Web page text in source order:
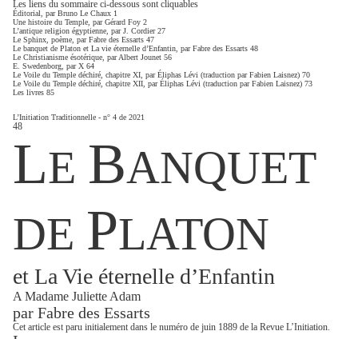
Les liens du sommaire ci-dessous sont cliquables
Éditorial, par Bruno Le Chaux 1
Une histoire du Temple, par Gérard Foy 2
L’antique religion égyptienne, par J. Cordier 27
Le Sphinx, poème, par Fabre des Essarts 47
Le banquet de Platon et La vie éternelle d’Enfantin, par Fabre des Essarts 48
Le Christianisme ésotérique, par Albert Jounet 56
E. Swedenborg, par X 64
Le Voile du Temple déchiré, chapitre XI, par Éliphas Lévi (traduction par Fabien Laisnez) 70
Le Voile du Temple déchiré, chapitre XII, par Éliphas Lévi (traduction par Fabien Laisnez) 73
Les livres 85
L’Initiation Traditionnelle - n° 4 de 2021
48
LE BANQUET
DE PLATON
et La Vie éternelle d’Enfantin
A Madame Juliette Adam
par Fabre des Essarts
Cet article est paru initialement dans le numéro de juin 1889 de la Revue L’Initiation.